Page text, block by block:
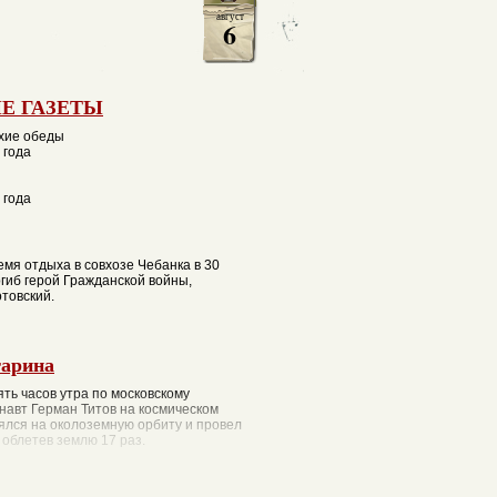
август
6
ГАЗЕТЫ
обеды
отдыха в совхозе Чебанка в 30
герой Гражданской войны,
часов утра по московскому
Герман Титов на космическом
на околоземную орбиту и провел
землю 17 раз.